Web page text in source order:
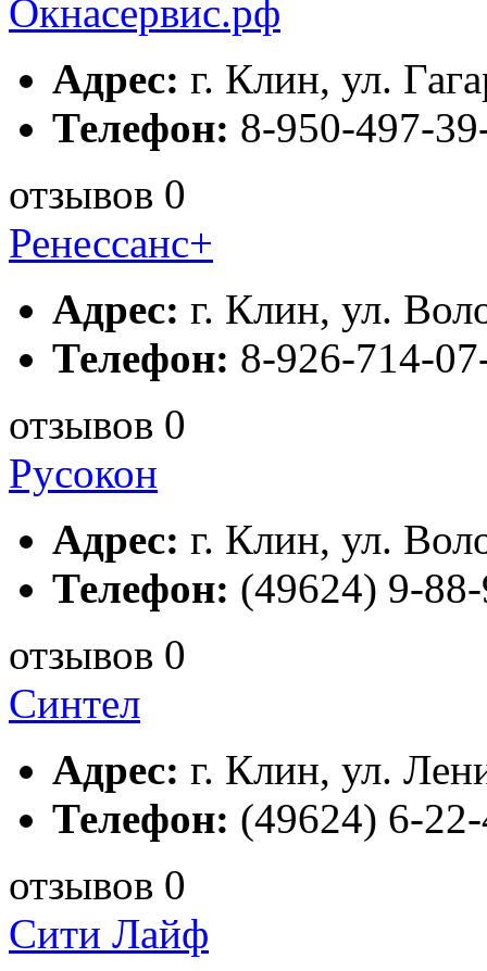
Окнасервис.рф
Адрес: г. Клин, ул.
Телефон: 8-950-497-
отзывов 0
Ренессанс+
Адрес: г. Клин, ул.
Телефон: 8-926-714-
отзывов 0
Русокон
Адрес: г. Клин, ул.
Телефон: (49624) 9-
отзывов 0
Синтел
Адрес: г. Клин, ул.
Телефон: (49624) 6-
отзывов 0
Сити Лайф